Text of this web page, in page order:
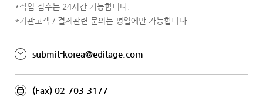
*작업 접수는 24시간 가능합니다.
*기관고객 / 결제관련 문의는 평일에만 가능합니다.
submit-korea@editage.com
(Fax) 02-703-3177